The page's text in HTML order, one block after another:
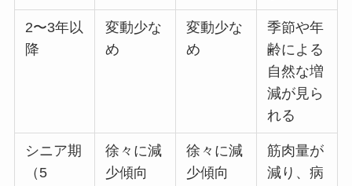
2〜3年以
降
変動少な
め
変動少な
め
季節や年
齢による
自然な増
減が見ら
れる
シニア期
（5
徐々に減
少傾向
徐々に減
少傾向
筋肉量が
減り、病